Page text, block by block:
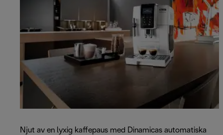
Njut av en lyxig kaffepaus med Dinamicas automatiska